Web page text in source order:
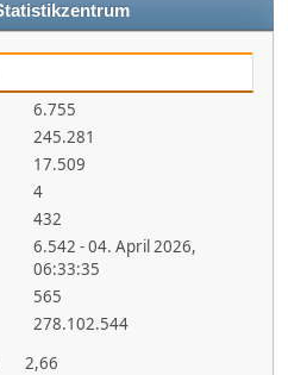
6.755
245.281
17.509
4
432
6.542 - 04. April 2026,
06:33:35
565
278.102.544
2,66